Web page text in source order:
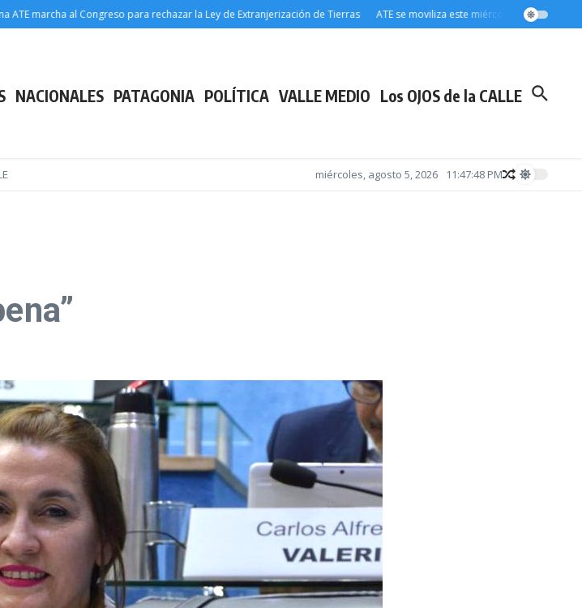
al Congreso para rechazar la Ley de Extranjerización de Tierras ATE se moviliza este miércoles 5 a la Legislatura y
NACIONALES PATAGONIA POLÍTICA VALLE MEDIO Los OJOS de la CALLE
miércoles, agosto 5, 2026 11:47:50 PM